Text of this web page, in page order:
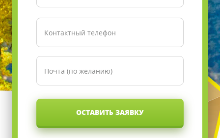
ОСТАВИТЬ ЗАЯВКУ